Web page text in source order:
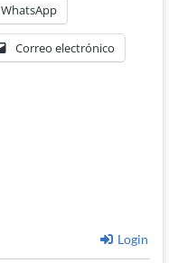
WhatsApp
Correo electrónico
Login